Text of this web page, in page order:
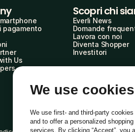
pagamento
Us
Scopri chi
Everli News
Domande
Lavora con noi
Diventa Shopper
Investitori
We use cookies
We use first- and third-party
and to offer a personalized
services. By clicking “Accept”, you